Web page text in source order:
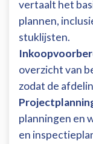
vertaalt het
plannen,
stuklijsten.
overzicht van
zodat de
planningen en
en